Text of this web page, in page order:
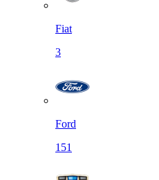
Fiat
3
Ford
151